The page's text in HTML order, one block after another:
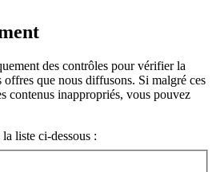
des contrôles pour vérifier la
que nous diffusons. Si malgré ces
contenus inappropriés, vous pouvez
liste ci-dessous :